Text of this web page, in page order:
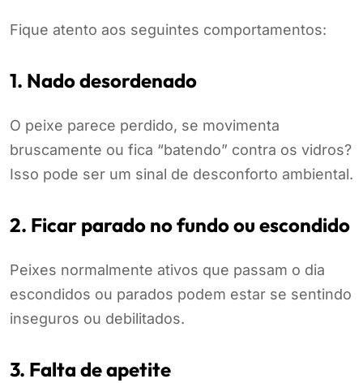
Fique atento aos seguintes comportamentos:
1. Nado desordenado
O peixe parece perdido, se movimenta
bruscamente ou fica “batendo” contra os vidros?
Isso pode ser um sinal de desconforto ambiental.
2. Ficar parado no fundo ou escondido
Peixes normalmente ativos que passam o dia
escondidos ou parados podem estar se sentindo
inseguros ou debilitados.
3. Falta de apetite